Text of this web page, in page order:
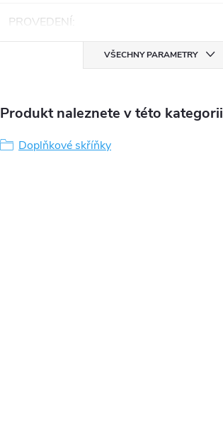
PROVEDENÍ:
VŠECHNY PARAMETRY
Produkt naleznete v této kategorii
Doplňkové skříňky